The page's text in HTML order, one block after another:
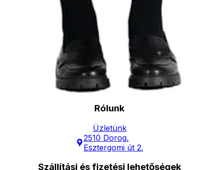
Kapcsolat
Minden a vásárlásról
Vásárlási feltetelek
Garancia
Általános szerződési feltételek
Adatvédelmi nyilatkozat
Rólunk
Üzletünk
2510 Dorog,
Esztergomi út 2.
Szállítási és fizetési lehetőségek